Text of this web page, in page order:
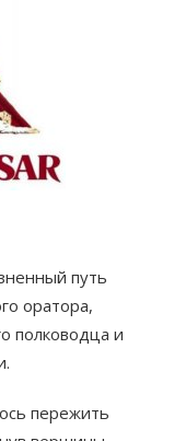
путь
оратора,
полководца и
пережить